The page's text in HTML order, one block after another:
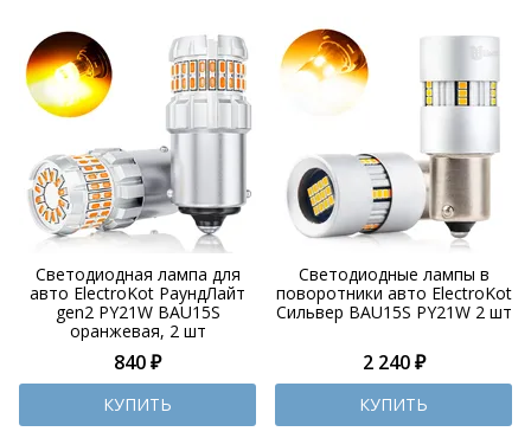
Светодиодная лампа для
авто ElectroKot РаундЛайт
gen2 PY21W BAU15S
оранжевая, 2 шт
840 ₽
КУПИТЬ
Светодиодные лампы в
поворотники авто ElectroKot
Сильвер BAU15S PY21W 2 шт
2 240 ₽
КУПИТЬ